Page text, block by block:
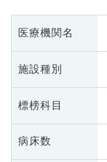
医療機関名
施設種別
標榜科目
病床数